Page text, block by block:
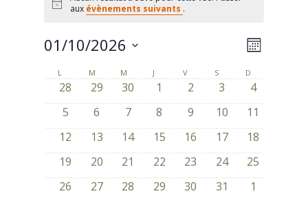
Noticeaux évènements suivants .
par
vues
Mois
01/10/2026
une
Calendrier
Évènements
L M M MERCREDI
J V VENDREDI
SSAMEDI D
0
28
0
29
0
30
01
0
2
0
3
0
4
0
5
0
6
0
7
0
8
0
9
010
011
012
013
014
015
016
017
018
019
0
20
0
21
0
22
0
23
0
24
0
25
0
26
0
27
0
28
0
29
0
30
0
31
01